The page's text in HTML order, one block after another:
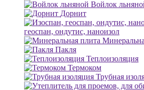
Войлок
Дорнит
геоспан, ондутис, наноизол
Пакля
Теплоизоляция
Термоком
Трубная